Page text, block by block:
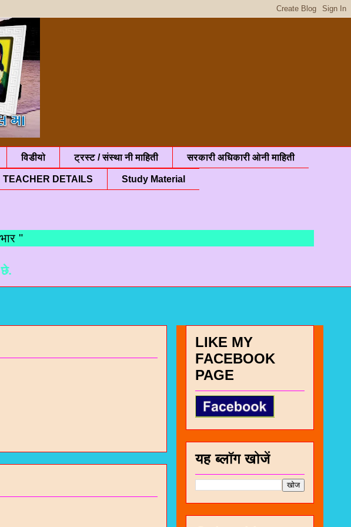
विडीयो ट्रस्ट / संस्था नी माहिती सरकारी अधिकारी ओनी माहिती
TEACHER DETAILS Study Material
LIKE MY
FACEBOOK
PAGE
यह ब्लॉग खोजें